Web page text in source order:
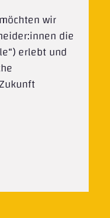
wir
die
erlebt und